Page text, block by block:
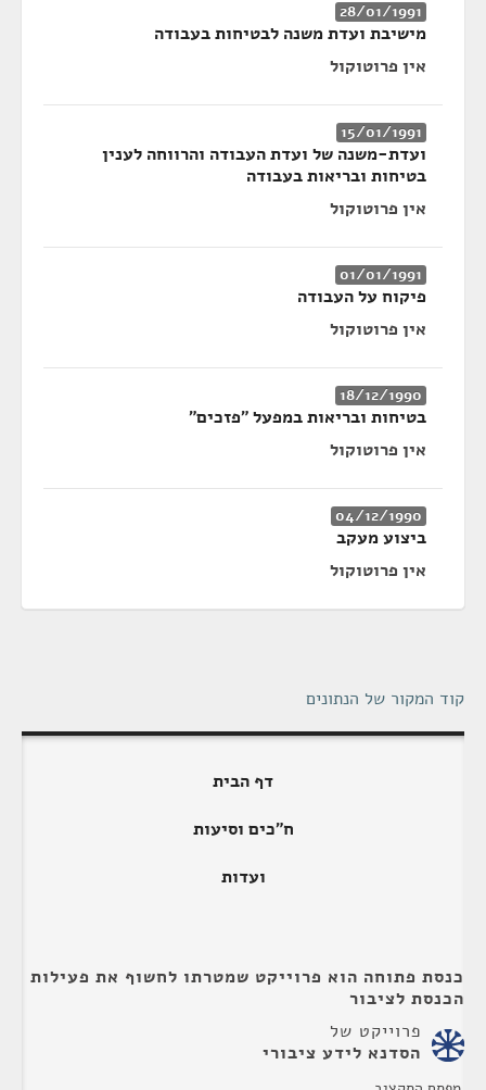
28/01/1991
מישיבת ועדת משנה לבטיחות בעבודה
אין פרוטוקול
15/01/1991
ועדת-משנה של ועדת העבודה והרווחה לענין
בטיחות ובריאות בעבודה
אין פרוטוקול
01/01/1991
פיקוח על העבודה
אין פרוטוקול
18/12/1990
בטיחות ובריאות במפעל ״פזכים״
אין פרוטוקול
04/12/1990
ביצוע מעקב
אין פרוטוקול
קוד המקור של הנתונים
דף הבית
ח"כים וסיעות
ועדות
כנסת פתוחה הוא פרוייקט שמטרתו לחשוף את פעילות
הכנסת לציבור
פרוייקט של
הסדנא לידע ציבורי